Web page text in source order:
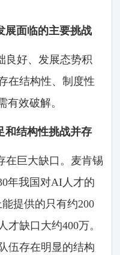
展面临的主要挑战
良好、发展态势积
在结构性、制度性
有效破解。
和结构性挑战并存
在巨大缺口。麦肯锡
年我国对AI人才的
提供的只有约200
缺口大约400万。
伍存在明显的结构